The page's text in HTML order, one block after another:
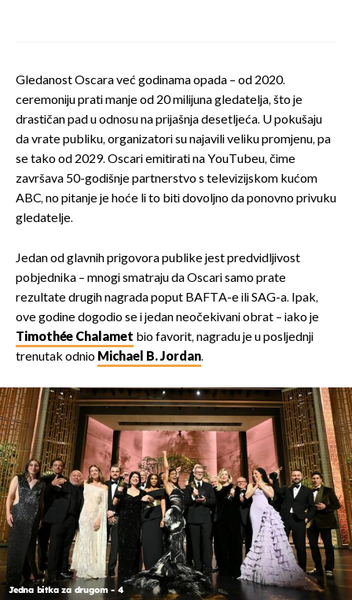
Gledanost Oscara već godinama opada – od 2020.
ceremoniju prati manje od 20 milijuna gledatelja, što je
drastičan pad u odnosu na prijašnja desetljeća. U pokušaju
da vrate publiku, organizatori su najavili veliku promjenu, pa
se tako od 2029. Oscari emitirati na YouTubeu, čime
završava 50-godišnje partnerstvo s televizijskom kućom
ABC, no pitanje je hoće li to biti dovoljno da ponovno privuku
gledatelje.
Jedan od glavnih prigovora publike jest predvidljivost
pobjednika – mnogi smatraju da Oscari samo prate
rezultate drugih nagrada poput BAFTA-e ili SAG-a. Ipak,
ove godine dogodio se i jedan neočekivani obrat – iako je
Timothée Chalamet bio favorit, nagradu je u posljednji
trenutak odnio Michael B. Jordan.
Jedna bitka za drugom - 4